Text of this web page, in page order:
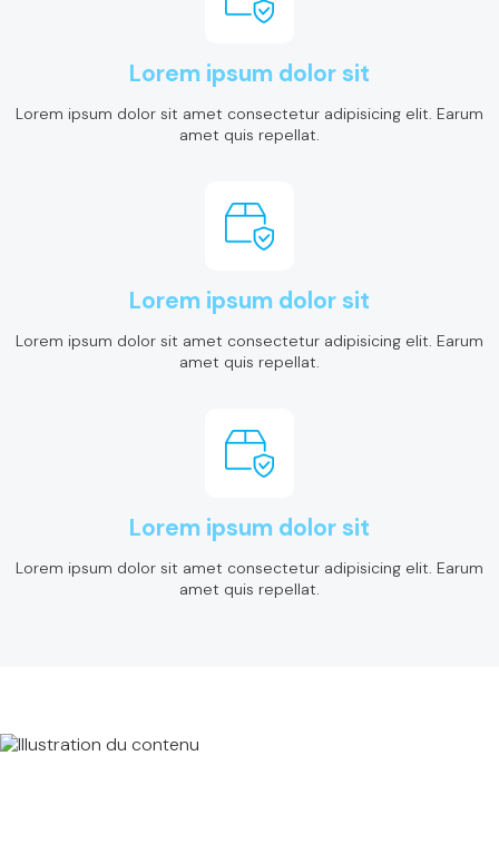
Lorem ipsum dolor sit
Lorem ipsum dolor sit amet consectetur adipisicing elit. Earum
amet quis repellat.
Lorem ipsum dolor sit
Lorem ipsum dolor sit amet consectetur adipisicing elit. Earum
amet quis repellat.
Lorem ipsum dolor sit
Lorem ipsum dolor sit amet consectetur adipisicing elit. Earum
amet quis repellat.